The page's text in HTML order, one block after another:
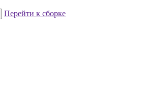
Перейти к сборке